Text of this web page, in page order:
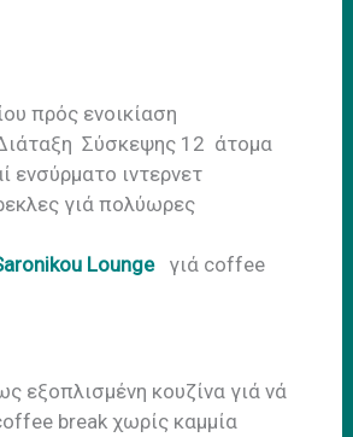
πρός ενοικίαση
Σύσκεψης 12 άτομα
ενσύρματο ιντερνετ
γιά πολύωρες
Loungeγιά coffee
εξοπλισμένη κουζίνα γιά νά
break χωρίς καμμία